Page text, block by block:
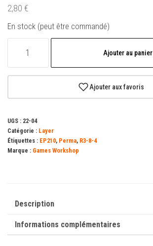
2,80 €
En stock (peut être commandé)
Bright
Ajouter au panier
Ajouter aux favoris
UGS : 22-04
Catégorie : Layer
Étiquettes : EP210, Perma, R3-8-4
Marque : Games Workshop
Description
Informations complémentaires